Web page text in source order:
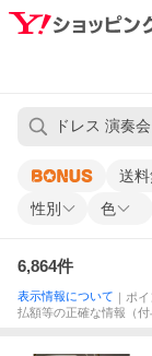
送
性別
色
6,864件
表示情報について ｜ポ
払額等の正確な情報（